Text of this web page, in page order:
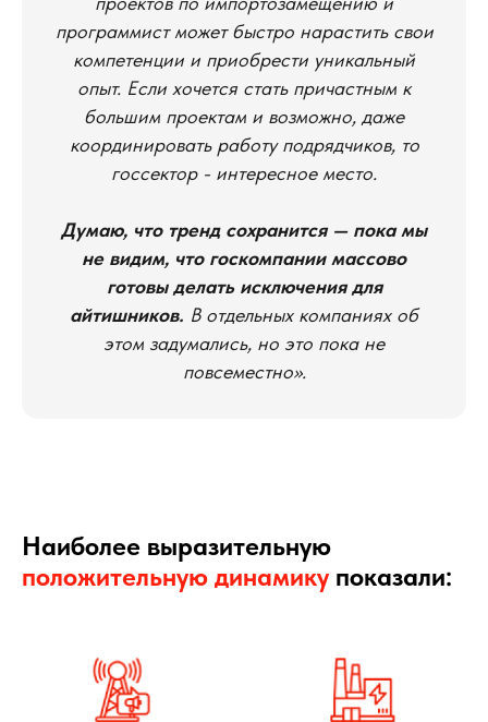
программист может быстро нарастить свои
компетенции и приобрести уникальный
опыт. Если хочется стать причастным к
большим проектам и возможно, даже
координировать работу подрядчиков, то
госсектор - интересное место.
Думаю, что тренд сохранится — пока мы
не видим, что госкомпании массово
готовы делать исключения для
айтишников. В отдельных компаниях об
этом задумались, но это пока не
повсеместно».
Наиболее выразительную
положительную динамику показали: